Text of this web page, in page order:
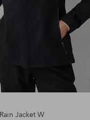
Jacket W